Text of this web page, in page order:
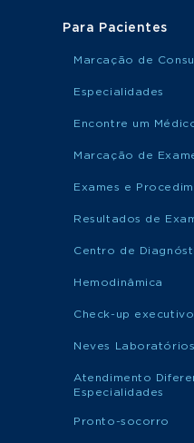
Para Pacientes
Marcação de
Especialidades
Encontre um
Marcação de
Exames e
Resultados de
Centro de
Hemodinâmica
Check-up executivo
Neves Laboratórios
Atendimento
Especialidades
Pronto-socorro